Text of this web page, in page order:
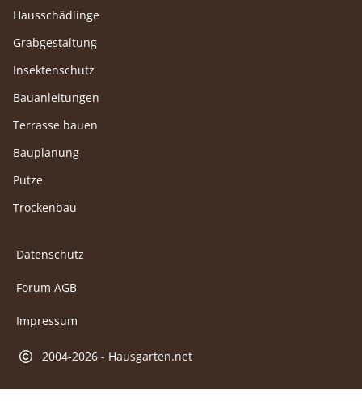
Hausschädlinge
Grabgestaltung
Insektenschutz
Bauanleitungen
Terrasse bauen
Bauplanung
Putze
Trockenbau
Datenschutz
Forum AGB
Impressum
2004-2026 - Hausgarten.net